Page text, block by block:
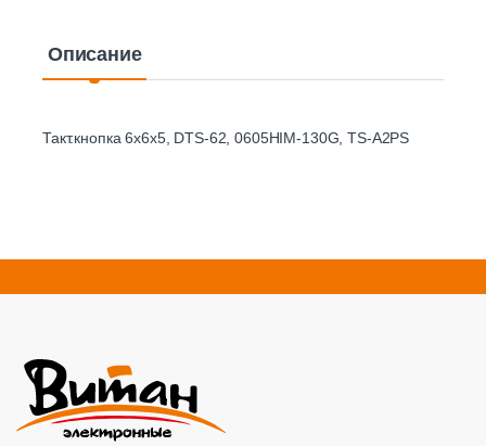
Описание
Такт.кнопка 6х6х5, DTS-62, 0605HIM-130G, TS-A2PS